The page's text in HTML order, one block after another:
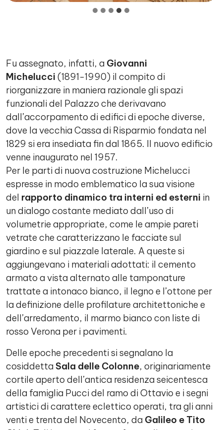
Fu assegnato, infatti, a Giovanni
Michelucci (1891-1990) il compito di
riorganizzare in maniera razionale gli spazi
funzionali del Palazzo che derivavano
dall’accorpamento di edifici di epoche diverse,
dove la vecchia Cassa di Risparmio fondata nel
1829 si era insediata fin dal 1865. Il nuovo edificio
venne inaugurato nel 1957.
Per le parti di nuova costruzione Michelucci
espresse in modo emblematico la sua visione
del rapporto dinamico tra interni ed esterni in
un dialogo costante mediato dall’uso di
volumetrie appropriate, come le ampie pareti
vetrate che caratterizzano le facciate sul
giardino e sul piazzale laterale. A queste si
aggiungevano i materiali adottati: il cemento
armato a vista alternato alle tamponature
trattate a intonaco bianco, il legno e l’ottone per
la definizione delle profilature architettoniche e
dell’arredamento, il marmo bianco con liste di
rosso Verona per i pavimenti.
Delle epoche precedenti si segnalano la
cosiddetta Sala delle Colonne, originariamente
cortile aperto dell’antica residenza seicentesca
della famiglia Pucci del ramo di Ottavio e i segni
artistici di carattere eclettico operati, tra gli anni
venti e trenta del Novecento, da Galileo e Tito